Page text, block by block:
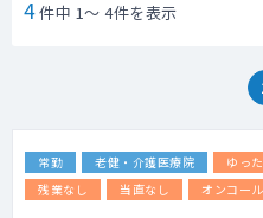
4件中 1～ 4件を表示
常勤 老健・介護医療院 ゆっ
残業なし
当直なし オンコー